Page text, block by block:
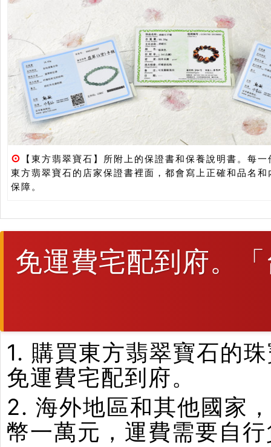
⊙
【東方翡翠寶石】所附上的保證書和保養說明書。每
東方翡翠寶石的店家保證書裡面，都會寫上正確和品名
保障。
免運費宅配到府。
1. 購買東方翡翠寶石的
免運費宅配到府。
2. 海外地區和其他國家
幣一萬元，運費需要自